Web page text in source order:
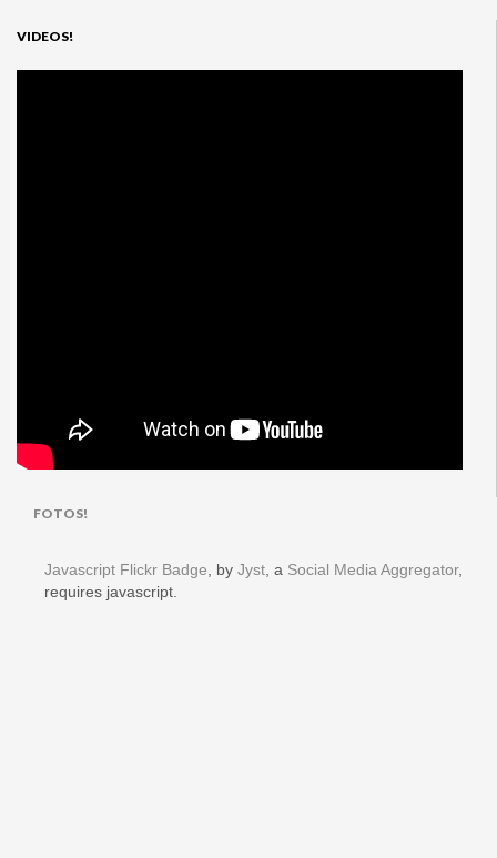
VIDEOS!
FOTOS!
Javascript Flickr Badge , by Jyst , a Social Media Aggregator,
requires javascript.